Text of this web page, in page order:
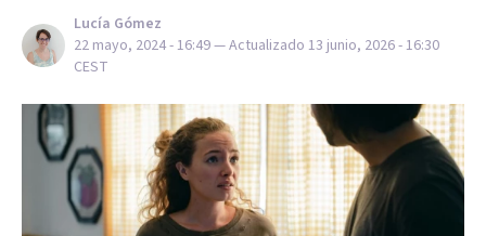
Lucía Gómez
22 mayo, 2024 - 16:49— Actualizado 13 junio, 2026 - 16:30
CEST